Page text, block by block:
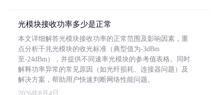
光模块接收功率多少是正常
本文详细解答光模块接收功率的正常范围及影响因素，重
点分析千兆光模块的收光标准（典型值为-3dBm
至-24dBm），并提供不同速率光模块的参考值表格。同时
解释功率异常的常见原因（如光纤损耗、连接器问题）及
解决方案，帮助用户快速判断网络性能问题。
2026年8月4日